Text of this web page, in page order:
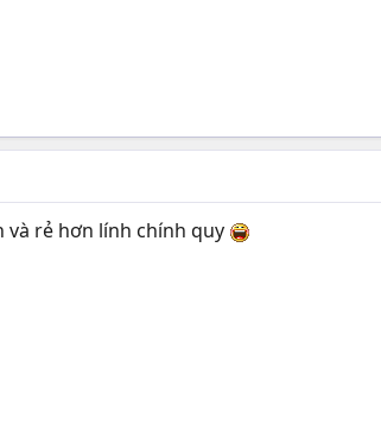
rẻ hơn lính chính quy